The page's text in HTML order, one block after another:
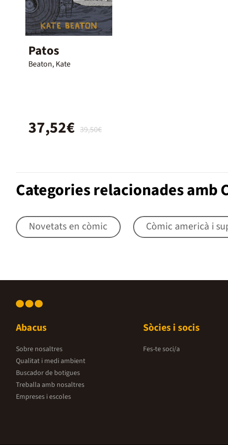
Patos
Beaton, Kate
39,50€
37,52€
Categories relacionades amb
Novetats en còmic Còmic americà i
Abacus
Sobre nosaltres
Qualitat i medi ambient
Buscador de botigues
Treballa amb nosaltres
Empreses i escoles
Sòcies i socis
Fes-te soci/a